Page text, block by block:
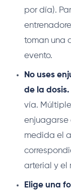
por día).
toman una
evento.
No uses
de la dosis.
vía.
enjuagarse
medida el
arterial y el
Elige una